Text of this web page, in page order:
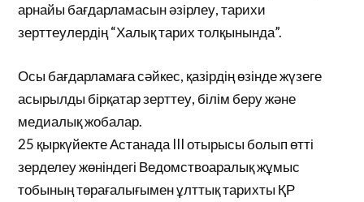
арнайы бағдарламасын әзірлеу, тарихи
зерттеулердің “Халық тарих толқынында”.
Осы бағдарламаға сәйкес, қазірдің өзінде жүзеге
асырылды бірқатар зерттеу, білім беру және
медиалық жобалар.
25 қыркүйекте Астанада III отырысы болып өтті
зерделеу жөніндегі Ведомствоаралық жұмыс
тобының төрағалығымен ұлттық тарихты ҚР